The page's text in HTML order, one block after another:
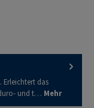
Erleichtert das
und t… Mehr